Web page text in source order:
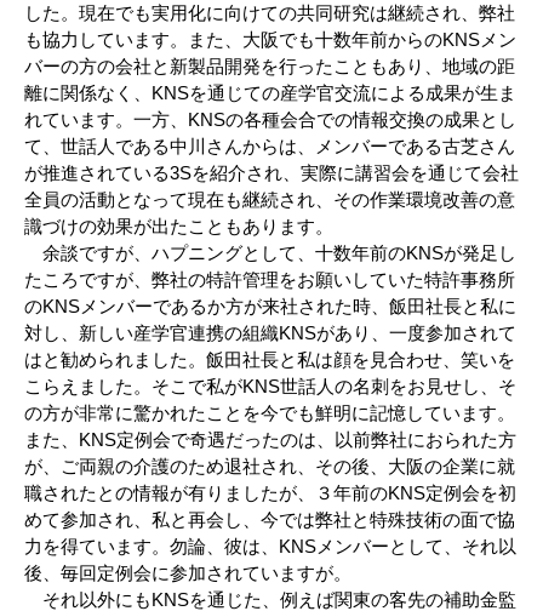
した。現在でも実用化に向けての共同研究は継続され、弊社
も協力しています。また、大阪でも十数年前からのKNSメン
バーの方の会社と新製品開発を行ったこともあり、地域の距
離に関係なく、KNSを通じての産学官交流による成果が生ま
れています。一方、KNSの各種会合での情報交換の成果とし
て、世話人である中川さんからは、メンバーである古芝さん
が推進されている3Sを紹介され、実際に講習会を通じて会社
全員の活動となって現在も継続され、その作業環境改善の意
識づけの効果が出たこともあります。
余談ですが、ハプニングとして、十数年前のKNSが発足し
たころですが、弊社の特許管理をお願いしていた特許事務所
のKNSメンバーであるか方が来社された時、飯田社長と私に
対し、新しい産学官連携の組織KNSがあり、一度参加されて
はと勧められました。飯田社長と私は顔を見合わせ、笑いを
こらえました。そこで私がKNS世話人の名刺をお見せし、そ
の方が非常に驚かれたことを今でも鮮明に記憶しています。
また、KNS定例会で奇遇だったのは、以前弊社におられた方
が、ご両親の介護のため退社され、その後、大阪の企業に就
職されたとの情報が有りましたが、３年前のKNS定例会を初
めて参加され、私と再会し、今では弊社と特殊技術の面で協
力を得ています。勿論、彼は、KNSメンバーとして、それ以
後、毎回定例会に参加されていますが。
それ以外にもKNSを通じた、例えば関東の客先の補助金監